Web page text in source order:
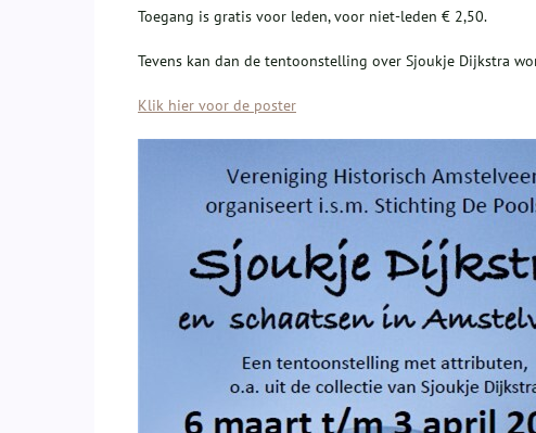
Toegang is gratis voor leden, voor niet-leden € 2,50.
Tevens kan dan de tentoonstelling over Sjoukje Dijkstra
Klik hier voor de poster